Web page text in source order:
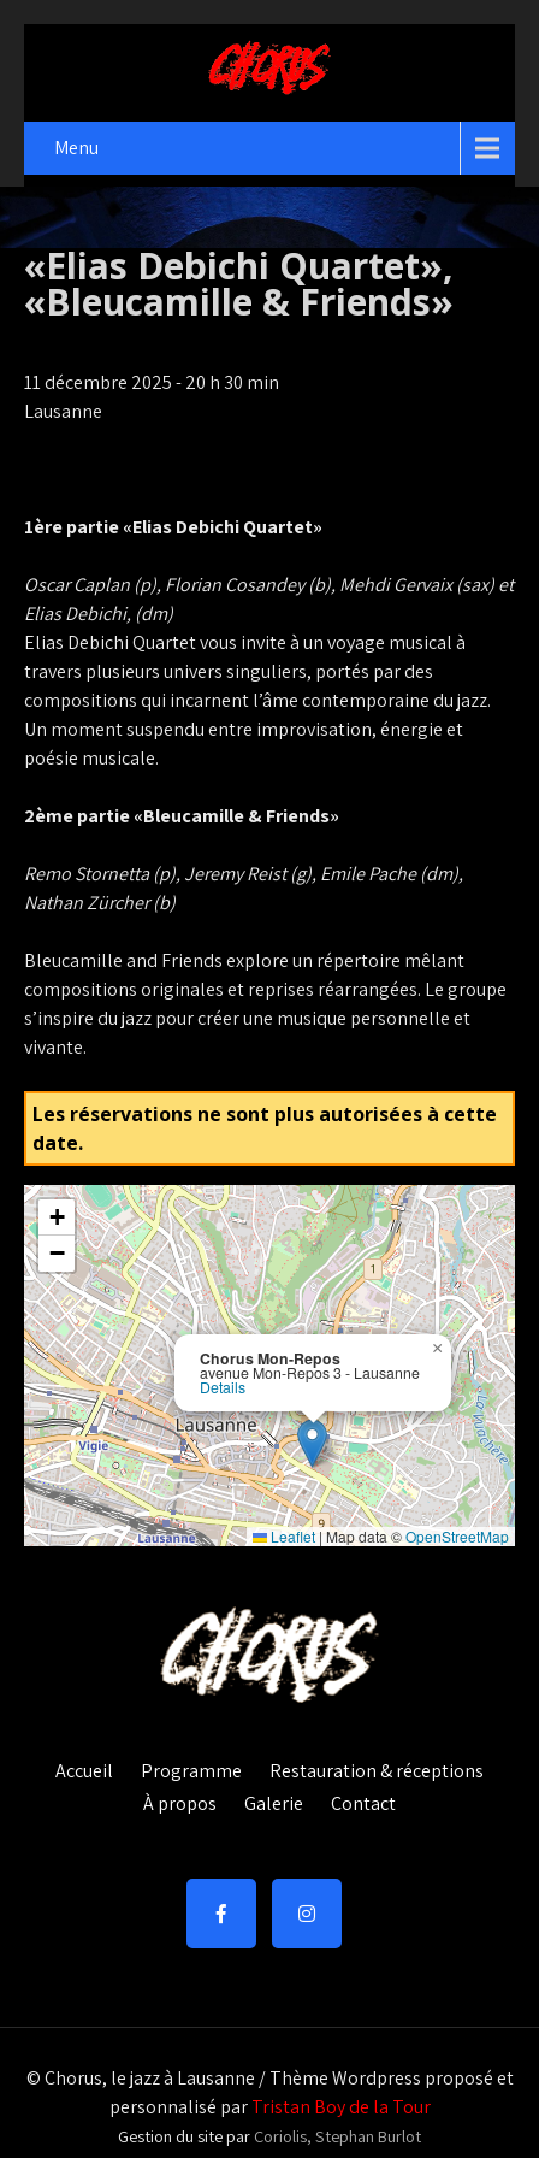
Menu
«Elias Debichi Quartet»,
«Bleucamille & Friends»
11 décembre 2025 - 20 h 30 min
Lausanne
1ère partie «Elias Debichi Quartet»
Oscar Caplan (p), Florian Cosandey (b), Mehdi Gervaix (sax) et
Elias Debichi, (dm)
Elias Debichi Quartet vous invite à un voyage musical à
travers plusieurs univers singuliers, portés par des
compositions qui incarnent l’âme contemporaine du jazz.
Un moment suspendu entre improvisation, énergie et
poésie musicale.
2ème partie «Bleucamille & Friends»
Remo Stornetta (p), Jeremy Reist (g), Emile Pache (dm),
Nathan Zürcher (b)
Bleucamille and Friends explore un répertoire mêlant
compositions originales et reprises réarrangées. Le groupe
s’inspire du jazz pour créer une musique personnelle et
vivante.
Les réservations ne sont plus autorisées à cette
date.
Chorus Mon-Repos
avenue Mon-Repos 3 - Lausanne
Details
×
+
−
Leaflet | Map data ©OpenStreetMap
Accueil Programme
Restauration & réceptions
À propos
Galerie Contact
© Chorus, le jazz à Lausanne / Thème Wordpress proposé et
personnalisé parTristan Boy de la Tour
Gestion du site par Coriolis, Stephan Burlot